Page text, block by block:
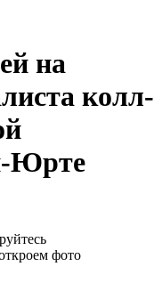
на
колл-
Юрте
фото